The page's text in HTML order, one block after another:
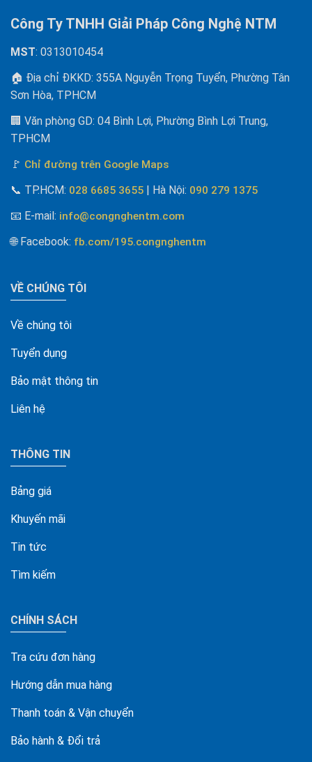
Công Ty TNHH Giải Pháp Công Nghệ NTM
MST: 0313010454
🏠 Địa chỉ ĐKKD: 355A Nguyễn Trọng Tuyển, Phường Tân
Sơn Hòa, TPHCM
🏢 Văn phòng GD: 04 Bình Lợi, Phường Bình Lợi Trung,
TPHCM
🚩 Chỉ đường trên Google Maps
📞 TP.HCM: 028 6685 3655 | Hà Nội: 090 279 1375
📧 E-mail : info@congnghentm.com
🌐 Facebook: fb.com/195.congnghentm
VỀ CHÚNG TÔI
Về chúng tôi
Tuyển dụng
Bảo mật thông tin
Liên hệ
THÔNG TIN
Bảng giá
Khuyến mãi
Tin tức
Tìm kiếm
CHÍNH SÁCH
Tra cứu đơn hàng
Hướng dẫn mua hàng
Thanh toán & Vận chuyển
Bảo hành & Đổi trả